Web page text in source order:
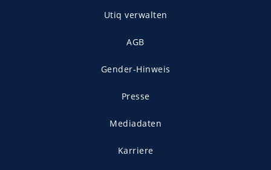
Utiq verwalten
AGB
Gender-Hinweis
Presse
Mediadaten
Karriere